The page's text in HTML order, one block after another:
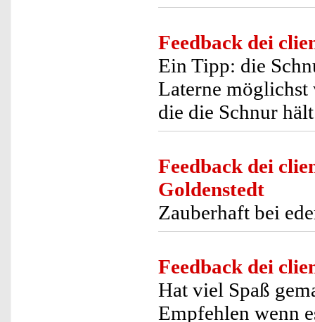
Feedback dei
Ein Tipp: die
Laterne
die die Schnur
Feedback dei
Goldenstedt
Zauberhaft bei
Feedback dei
Hat viel Spaß
Empfehlen wenn